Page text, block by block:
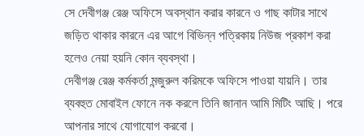
সে দেবীগঞ্জ রেঞ্জ অফিসে অবস্থান করার কারনে ও গাছ কাটার সাথে
জড়িত থাকার কারনে এর আগে বিভিন্ন পত্রিকায় নিউজ প্রকাশ করা
হলেও নেয়া হয়নি কোন ব্যবস্থা।
দেবীগঞ্জ রেঞ্জ কর্মকর্তা মন্জুরুল করিমকে অফিসে পাওয়া যায়নি। তার
ব্যবহুত মোবাইল ফোনে নক করলে তিনি জানান আমি মিটিং আছি। পরে
আপনার সাথে যোগাযোগ করবো।